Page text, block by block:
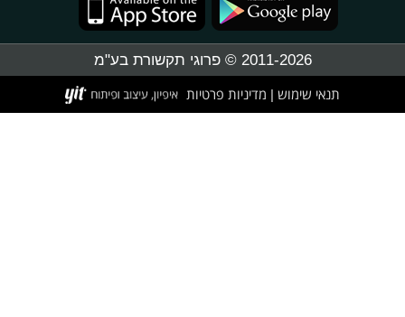
2011-2026 © פרוגי תקשורת בע"מ
תנאי שימוש מדיניות פרטיות